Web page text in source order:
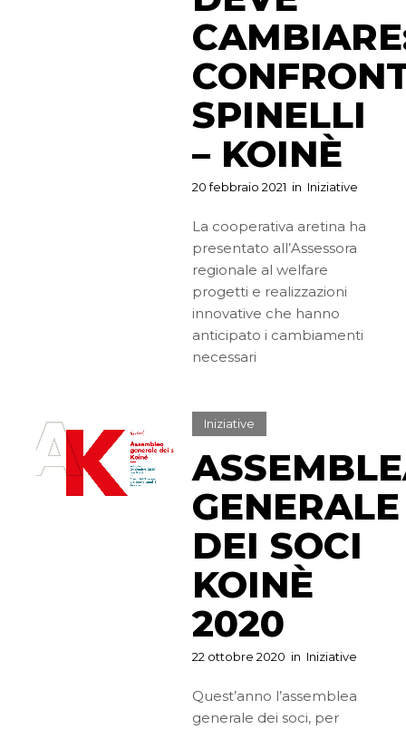
SPINELLI
– KOINÈ
20 febbraio 2021 in Iniziative
La cooperativa aretina ha
presentato all’Assessora
regionale al welfare
progetti e realizzazioni
innovative che hanno
anticipato i cambiamenti
necessari
Iniziative
GENERALE
DEI SOCI
KOINÈ
2020
22 ottobre 2020 in Iniziative
Quest’anno l’assemblea
generale dei soci, per